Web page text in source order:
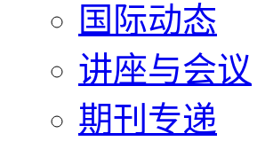
国际动态
讲座与会议
期刊专递